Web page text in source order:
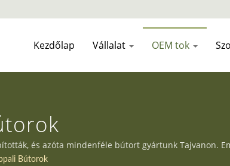
Kezdőlap Vállalat OEM tok
és azóta mindenféle bútort gyártunk Tajvanon.
Bútorok